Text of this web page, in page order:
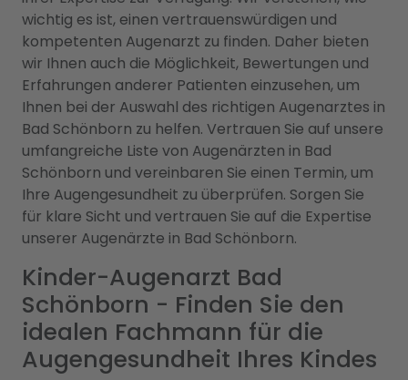
wichtig es ist, einen vertrauenswürdigen und
kompetenten Augenarzt zu finden. Daher bieten
wir Ihnen auch die Möglichkeit, Bewertungen und
Erfahrungen anderer Patienten einzusehen, um
Ihnen bei der Auswahl des richtigen Augenarztes in
Bad Schönborn zu helfen. Vertrauen Sie auf unsere
umfangreiche Liste von Augenärzten in Bad
Schönborn und vereinbaren Sie einen Termin, um
Ihre Augengesundheit zu überprüfen. Sorgen Sie
für klare Sicht und vertrauen Sie auf die Expertise
unserer Augenärzte in Bad Schönborn.
Kinder-Augenarzt Bad
Schönborn - Finden Sie den
idealen Fachmann für die
Augengesundheit Ihres Kindes